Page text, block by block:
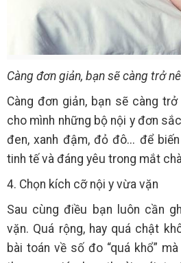
Càng đơn giản, bạn sẽ càng trở
Càng đơn giản, bạn sẽ càng
cho mình những bộ nội y đơn
đen, xanh đậm, đỏ đô... để
tinh tế và đáng yêu trong mắt
4. Chọn kích cỡ nội y vừa vặn
Sau cùng điều bạn luôn cần
vặn. Quá rộng, hay quá chật
bài toán về số đo “quá khổ”